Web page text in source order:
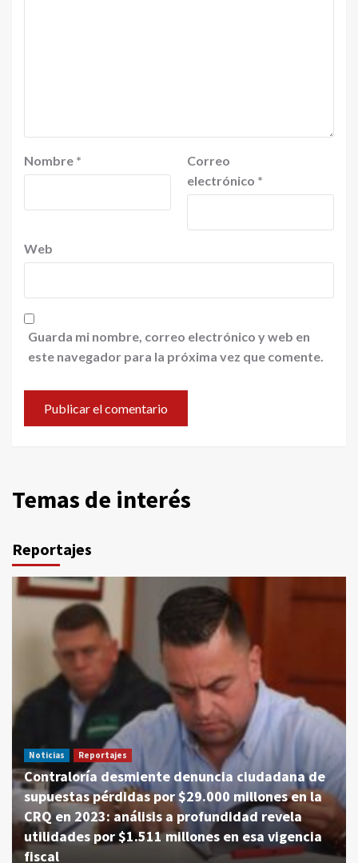
Nombre *
Correo
electrónico *
Web
Guarda mi nombre, correo electrónico y web en
este navegador para la próxima vez que comente.
Temas de interés
Reportajes
Noticias Reportajes
Contraloría desmiente denuncia ciudadana de
supuestas pérdidas por $29.000 millones en la
CRQ en 2023: análisis a profundidad revela
utilidades por $1.511 millones en esa vigencia
fiscal